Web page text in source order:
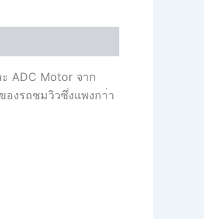
ADC Motor จาก
งรถชมวิวซึ่งแพงกา่า